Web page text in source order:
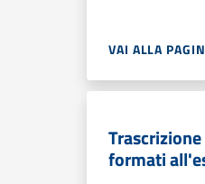
VAI ALLA
formati